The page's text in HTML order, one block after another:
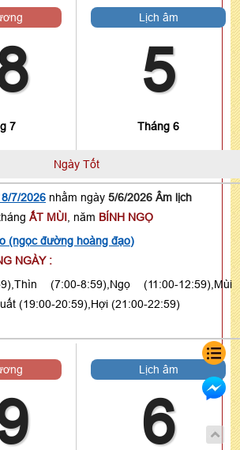
7
Lịch âm
5
Tháng 6
Ngày Tốt
7/2026 nhằm ngày 5/6/2026 Âm lịch
ẤT MÙI , năm BÍNH NGỌ
(ngọc đường hoàng đạo)
NGÀY :
(7:00-8:59),Ngọ (11:00-12:59),Mùi
(19:00-20:59),Hợi (21:00-22:59)
Lịch âm
6